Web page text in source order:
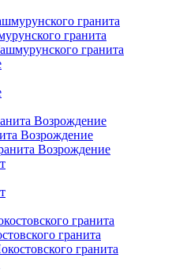
гранита
гранита
гранита
Возрождение
Возрождение
Возрождение
гранита
гранита
гранита